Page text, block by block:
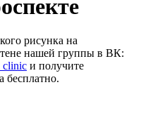
рисунка на
нашей группы в ВК:
и получите
бесплатно.